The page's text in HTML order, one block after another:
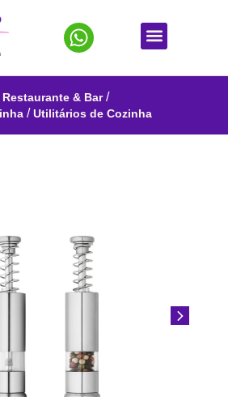
Restaurante & Bar/
/Utilitários de Cozinha